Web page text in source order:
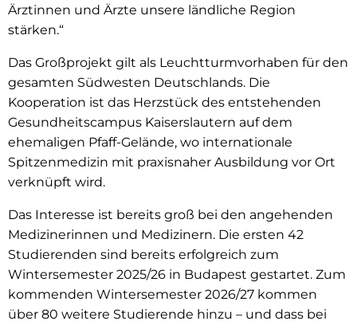
Ärztinnen und Ärzte unsere ländliche Region
stärken.“
Das Großprojekt gilt als Leuchtturmvorhaben für den
gesamten Südwesten Deutschlands. Die
Kooperation ist das Herzstück des entstehenden
Gesundheitscampus Kaiserslautern auf dem
ehemaligen Pfaff-Gelände, wo internationale
Spitzenmedizin mit praxisnaher Ausbildung vor Ort
verknüpft wird.
Das Interesse ist bereits groß bei den angehenden
Medizinerinnen und Medizinern. Die ersten 42
Studierenden sind bereits erfolgreich zum
Wintersemester 2025/26 in Budapest gestartet. Zum
kommenden Wintersemester 2026/27 kommen
über 80 weitere Studierende hinzu – und dass bei